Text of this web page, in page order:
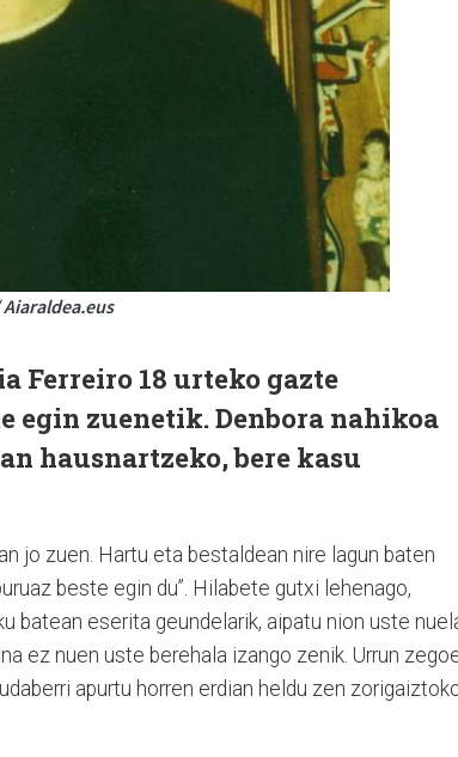
Ferreiro 18 urteko gazte
egin zuenetik. Denbora nahikoa
hausnartzeko, bere kasu
jo zuen. Hartu eta bestaldean nire lagun baten
beste egin du”. Hilabete gutxi lehenago,
batean eserita geundelarik, aipatu nion uste
ez nuen uste berehala izango zenik. Urrun
apurtu horren erdian heldu zen